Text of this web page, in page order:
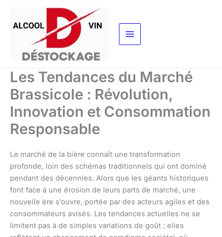
contenu
Les Tendances du Marché
Brassicole : Révolution,
Innovation et Consommation
Responsable
Le marché de la bière connaît une transformation
profonde, loin des schémas traditionnels qui ont dominé
pendant des décennies. Alors que les géants historiques
font face à une érosion de leurs parts de marché, une
nouvelle ère s’ouvre, portée par des acteurs agiles et des
consommateurs avisés. Les tendances actuelles ne se
limitent pas à de simples variations de goût ; elles